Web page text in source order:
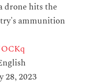
drone hits the
ammunition
28, 2023